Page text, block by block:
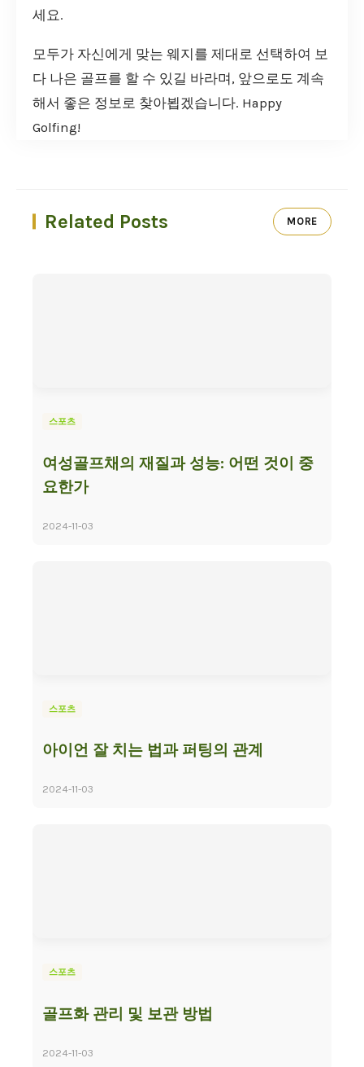
세요.
모두가 자신에게 맞는 웨지를 제대로 선택하여 보
다 나은 골프를 할 수 있길 바라며, 앞으로도 계속
해서 좋은 정보로 찾아뵙겠습니다. Happy
Golfing!
Related Posts MORE
스포츠
여성골프채의 재질과 성능: 어떤 것이 중
요한가
2024-11-03
스포츠
아이언 잘 치는 법과 퍼팅의 관계
2024-11-03
스포츠
골프화 관리 및 보관 방법
2024-11-03